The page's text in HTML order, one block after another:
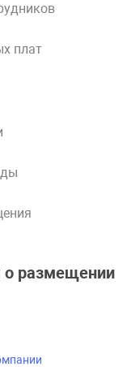
плат
размещении